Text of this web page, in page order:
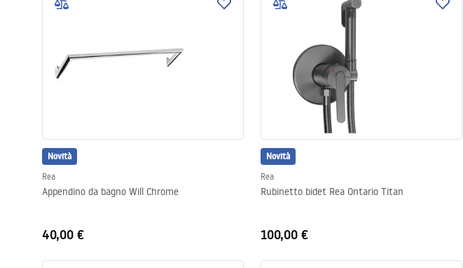
Novità
Rea
Appendino da bagno Will Chrome
40,00 €
Novità
Rea
Rubinetto bidet Rea Ontario Titan
100,00 €